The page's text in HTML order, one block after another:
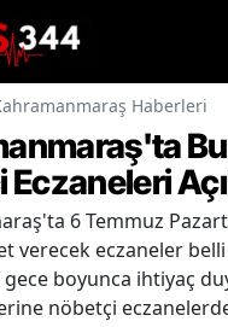
Haberleri
6 Temmuz
verecek eczaneler
boyunca ihtiyaç
nöbetçi